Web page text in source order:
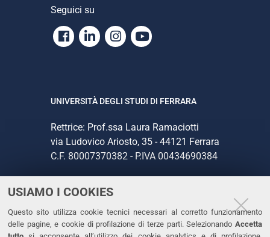
USIAMO I COOKIES
Questo sito utilizza cookie tecnici necessari al corretto funzionamento
delle pagine, e cookie di profilazione di terze parti. Selezionando Accetta
Seguici su
Facebook
LinkedinInstagram
Youtube
UNIVERSITÀ DEGLI STUDI DI FERRARA
Rettrice: Prof.ssa Laura Ramaciotti
via Ludovico Ariosto, 35 - 44121 Ferrara
C.F. 80007370382 - P.IVA 00434690384
CONTATTI
Tel. +39 0532 293111
Fax. +39 0532 293031